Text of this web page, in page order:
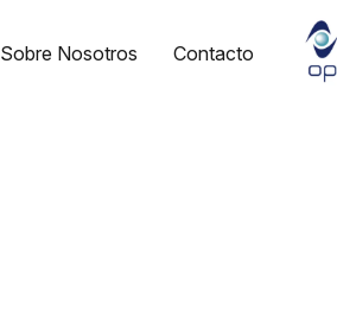
Sobre Nosotros Contacto